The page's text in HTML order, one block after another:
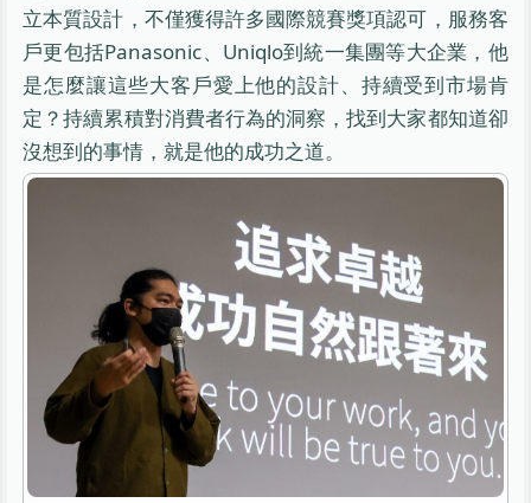
立本質設計，不僅獲得許多國際競賽獎項認可，服務客
戶更包括Panasonic、Uniqlo到統一集團等大企業，他
是怎麼讓這些大客戶愛上他的設計、持續受到市場肯
定？持續累積對消費者行為的洞察，找到大家都知道卻
沒想到的事情，就是他的成功之道。